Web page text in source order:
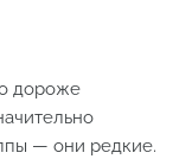
дороже
— они редкие.